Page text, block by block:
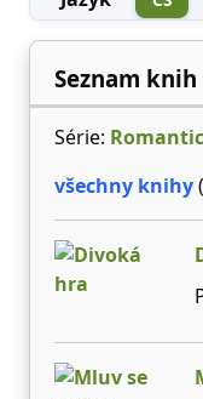
Seznam knih
Série:
všechny knihy